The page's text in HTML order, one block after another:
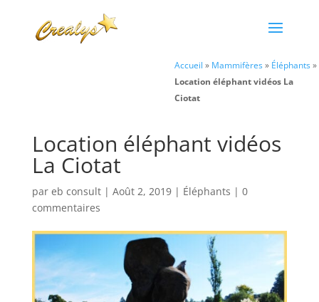
Accueil » Mammifères» Éléphants»
Location éléphant vidéos La
Ciotat
Location éléphant vidéos
La Ciotat
par eb consult| Août 2, 2019| Éléphants | 0
commentaires